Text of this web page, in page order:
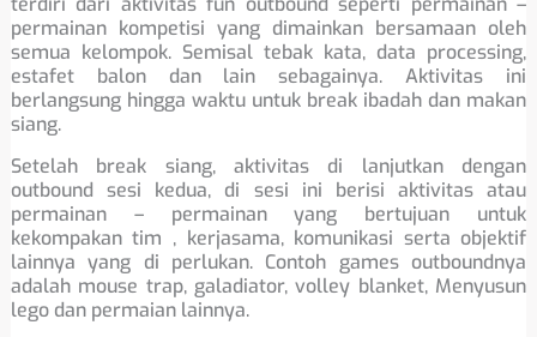
permainan kompetisi yang dimainkan bersamaan oleh
semua kelompok. Semisal tebak kata, data processing,
estafet balon dan lain sebagainya. Aktivitas ini
berlangsung hingga waktu untuk break ibadah dan makan
siang.
Setelah break siang, aktivitas di lanjutkan dengan
outbound sesi kedua, di sesi ini berisi aktivitas atau
permainan – permainan yang bertujuan untuk
kekompakan tim , kerjasama, komunikasi serta objektif
lainnya yang di perlukan. Contoh games outboundnya
adalah mouse trap, galadiator, volley blanket, Menyusun
lego dan permaian lainnya.